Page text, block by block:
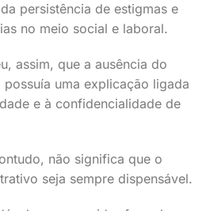
persistência de estigmas e
no meio social e laboral.
assim, que a ausência do
uma explicação ligada
e à confidencialidade de
não significa que o
seja sempre dispensável.